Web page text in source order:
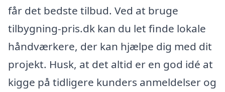
får det bedste tilbud. Ved at bruge
tilbygning-pris.dk kan du let finde lokale
håndværkere, der kan hjælpe dig med dit
projekt. Husk, at det altid er en god idé at
kigge på tidligere kunders anmeldelser og